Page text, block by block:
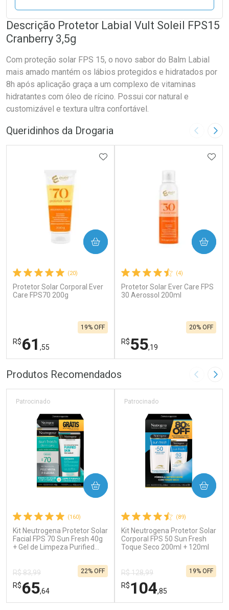
Descrição Protetor Labial Vult Soleil FPS15
Cranberry 3,5g
Com proteção solar FPS 15, o novo sabor do Balm Labial
mais amado mantém os lábios protegidos e hidratados por
8h após aplicação graça a um complexo de vitaminas
hidratantes com óleo de rícino. Possui cor natural e
customizável e textura ultra confortável.
Queridinhos da Drogaria Imagem
(20)
Protetor Solar Corporal Ever
Care FPS70 200g
R$61 ,55
19% OFF
ADICIONAR AOS FAVORITOS
COMPRAR
FECHAR
Laboratório
Ativar Desconto
Por R$ 61,55/cada
FECHAR
Por Menos
Comprar sem Desconto
(4)
Protetor Solar Ever Care FPS
30 Aerossol 200ml
R$55,19
20% OFF
COMPRAR
Laboratório
Ativar Desconto
Por R$ 55,19/cada
Por Menos
Comprar sem Desconto
Produtos Recomendados Imagem
(160)
Kit Neutrogena Protetor Solar
Facial FPS 70 Sun Fresh 40g
+ Gel de Limpeza Purified
Patrocinado
R$ 83,99
R$65,64
22% OFF
COMPRAR
(89)
Kit Neutrogena Protetor Solar
Corporal FPS 50 Sun Fresh
Toque Seco 200ml + 120ml
Patrocinado
R$ 128,99
R$104,85
19% OFF
COMPRAR